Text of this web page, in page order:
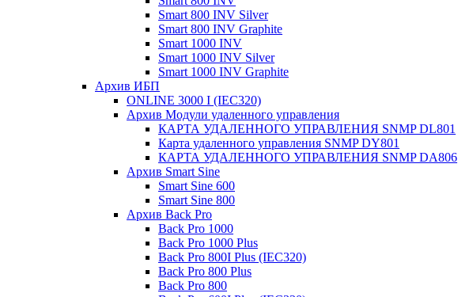
Smart 800 INV Silver
Smart 800 INV Graphite
Smart 1000 INV
Smart 1000 INV Silver
Smart 1000 INV Graphite
Архив ИБП
ONLINE 3000 I (IEC320)
Архив Модули удаленного управления
КАРТА УДАЛЕННОГО УПРАВЛЕНИЯ SNMP DL801
Карта удаленного управления SNMP DY801
КАРТА УДАЛЕННОГО УПРАВЛЕНИЯ SNMP DА806
Архив Smart Sine
Smart Sine 600
Smart Sine 800
Архив Back Pro
Back Pro 1000
Back Pro 1000 Plus
Back Pro 800I Plus (IEC320)
Back Pro 800 Plus
Back Pro 800